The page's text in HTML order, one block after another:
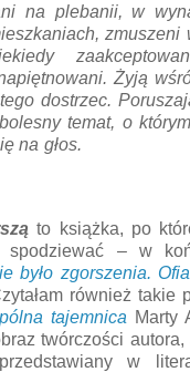
na plebanii, w
zmuszeni
Żyją
dostrzec.
temat, o
się na
to książka, po
– w
było zgorszenia.
również takie
tajemnica Marty
twórczości
w